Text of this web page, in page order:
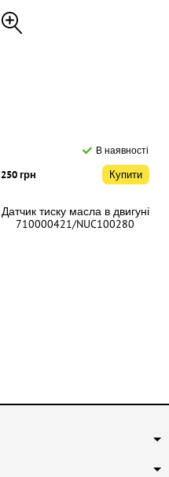
В наявності
250 грн Купити
Датчик тиску масла в двигуні
710000421/NUC100280
200 грн Купити